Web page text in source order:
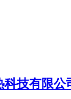
技有限公